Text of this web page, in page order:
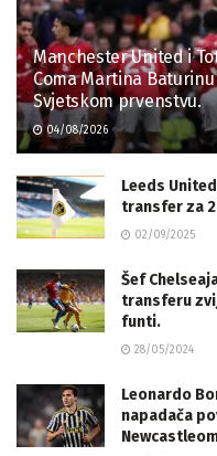
Manchester United i
Coma Martina
Svjetskom prvenstvu.
04/08/2026
Leeds
transfer za
02/09/2025
Šef
transferu
funti.
28/05/2024
Leonardo
napadača